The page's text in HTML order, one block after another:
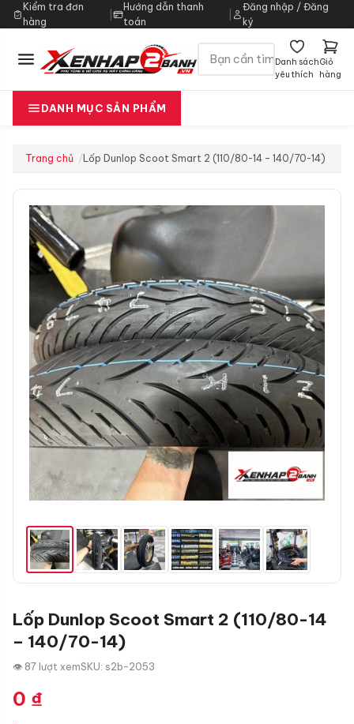
Kiểm tra đơn
hàng
|
Hướng dẫn thanh
toán
Đăng nhập / Đăng
ký
Danh sách
yêu thích
Giỏ
hàng
DANH MỤC SẢN PHẨM
Trang chủ Lốp Dunlop Scoot Smart 2 (110/80-14 – 140/70-14)
Lốp Dunlop Scoot Smart 2 (110/80-14
– 140/70-14)
👁 87 lượt xemSKU: s2b-2053
0 ₫